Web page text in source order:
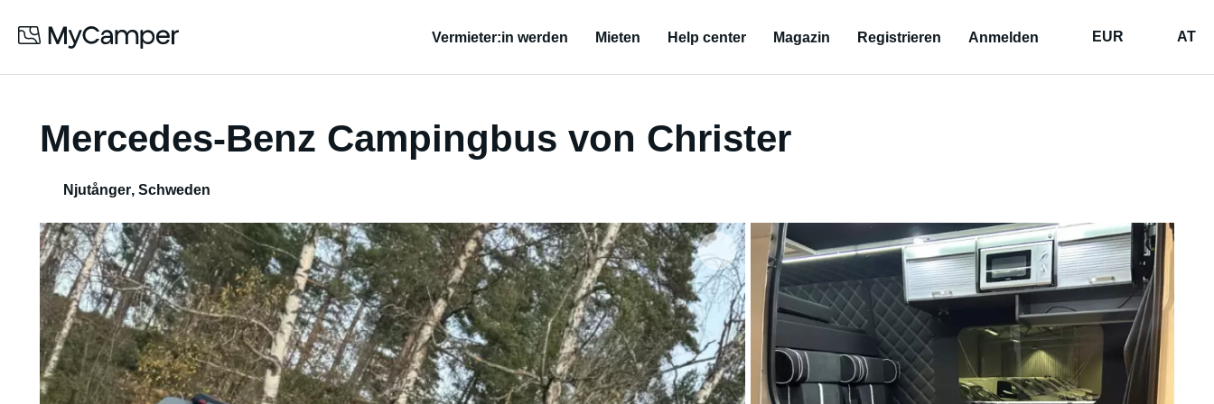
Vermieter:in werden Mieten Help center Magazin Registrieren Anmelden EUR AT
Mercedes-Benz Campingbus von Christer
Njutånger, Schweden